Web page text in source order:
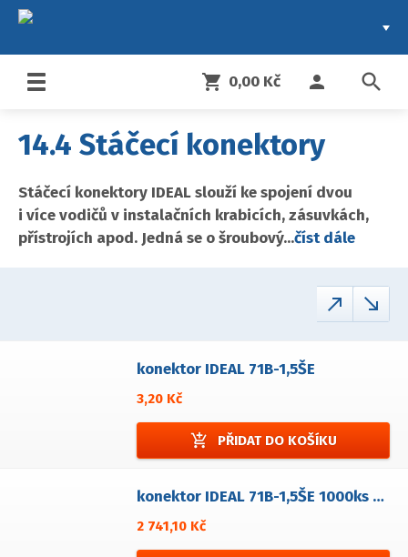
Toggle
search
person
shopping_cart 0,00 Kč
14.4 Stáčecí konektory
Stáčecí konektory IDEAL slouží ke spojení dvou
i více vodičů v instalačních krabicích, zásuvkách,
přístrojích apod. Jedná se o šroubový...číst dále
call_received
call_made
konektor IDEAL 71B-1,5ŠE
3,20 Kč
add_shopping_cart PŘIDAT DO KOŠÍKU
konektor IDEAL 71B-1,5ŠE 1000ks bal
2 741,10 Kč